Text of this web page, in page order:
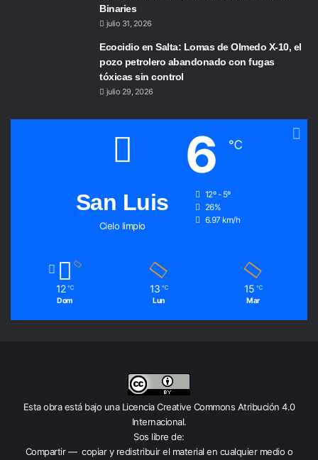
Binaries
julio 31, 2026
Ecocidio en Salta: Lomas de Olmedo X-10, el
pozo petrolero abandonado con fugas
tóxicas sin control
julio 29, 2026
San Luis
Cielo limpio
6 ℃
12º - 5º
26%
6.97 km/h
12 ℃
Dom
13 ℃
Lun
15 ℃
Mar
Esta obra está bajo una Licencia Creative Commons Atribución 4.0
Internacional.
Sos libre de:
Compartir — copiar y redistribuir el material en cualquier medio o